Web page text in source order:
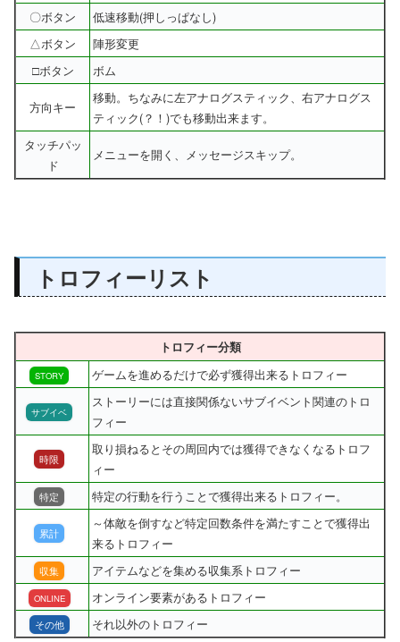
〇ボタン
低速移動(押しっぱなし)
△ボタン
陣形変更
□ボタン
ボム
方向キー
移動。ちなみに左アナログスティック、右アナログス
ティック(？！)でも移動出来ます。
タッチパッ
ド
メニューを開く、メッセージスキップ。
トロフィーリスト
トロフィー分類
STORY ゲームを進めるだけで必ず獲得出来るトロフィー
サブイベ
ストーリーには直接関係ないサブイベント関連のトロ
フィー
時限
取り損ねるとその周回内では獲得できなくなるトロフ
ィー
特定 特定の行動を行うことで獲得出来るトロフィー。
累計
～体敵を倒すなど特定回数条件を満たすことで獲得出
来るトロフィー
収集 アイテムなどを集める収集系トロフィー
ONLINE オンライン要素があるトロフィー
その他 それ以外のトロフィー